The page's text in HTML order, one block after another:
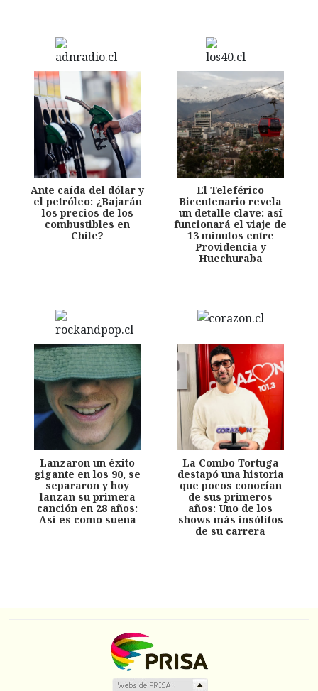
Ante caída del dólar y
el petróleo: ¿Bajarán
los precios de los
combustibles en
Chile?
El Teleférico
Bicentenario revela
un detalle clave: así
funcionará el viaje de
13 minutos entre
Providencia y
Huechuraba
Lanzaron un éxito
gigante en los 90, se
separaron y hoy
lanzan su primera
canción en 28 años:
Así es como suena
La Combo Tortuga
destapó una historia
que pocos conocían
de sus primeros
años: Uno de los
shows más insólitos
de su carrera